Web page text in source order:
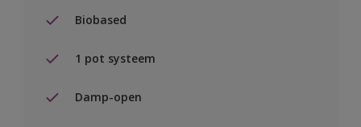
Biobased
1 pot systeem
Damp-open